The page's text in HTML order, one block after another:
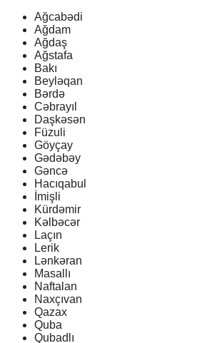
Ağcabədi
Ağdam
Ağdaş
Ağstafa
Bakı
Beyləqan
Bərdə
Cəbrayıl
Daşkəsən
Füzuli
Göyçay
Gədəbəy
Gəncə
Hacıqabul
İmişli
Kürdəmir
Kəlbəcər
Laçın
Lerik
Lənkəran
Masallı
Naftalan
Naxçıvan
Qazax
Quba
Qubadlı